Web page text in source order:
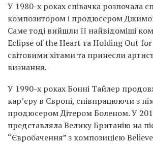
У 1980-х роках співачка розпочала
композитором і продюсером
Саме тоді вийшли її найвідоміші
Eclipse of the Heart та Holding Out for
світовими хітами та принесли
визнання.
У 1990-х роках Бонні Тайлер
кар’єру в Європі, співпрацюючи з
продюсером Дітером Боленом. У
представляла Велику Британію на
“Євробачення” з композицією